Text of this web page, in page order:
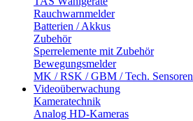
Rauchwarnmelder
Batterien / Akkus
Zubehör
Sperrelemente mit Zubehör
Bewegungsmelder
MK / RSK / GBM / Tech. Sensoren
Videoüberwachung
Kameratechnik
Analog HD-Kameras